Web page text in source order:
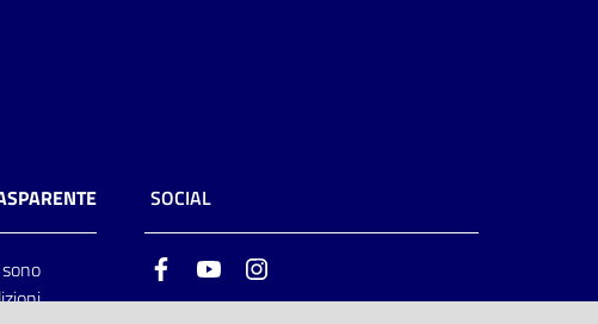
SOCIAL
FacebookYoutube